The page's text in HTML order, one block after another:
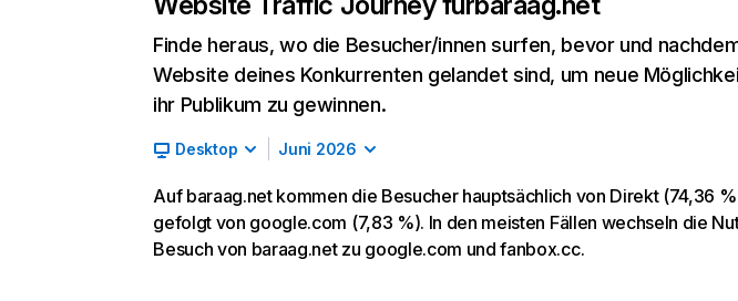
Finde heraus, wo die Besucher/innen surfen, bevor und
Website deines Konkurrenten gelandet sind, um neue
ihr Publikum zu gewinnen.
Desktop Juni 2026
Auf baraag.net kommen die Besucher hauptsächlich von Direkt (74,36
gefolgt von google.com (7,83 %). In den meisten Fällen wechseln die
Besuch von baraag.net zu google.com und fanbox.cc.